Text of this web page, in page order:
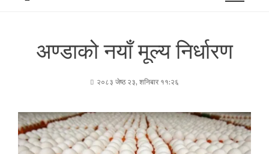
अण्डाको नयाँ मूल्य निर्धारण
२०८३ जेष्ठ २३, शनिबार ११:२६